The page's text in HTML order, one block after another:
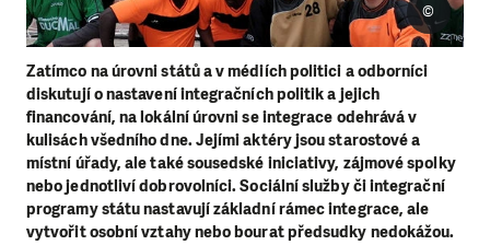
Zatímco na úrovni států a v médiích politici a odborníci
diskutují o nastavení integračních politik a jejich
financování, na lokální úrovni se integrace odehrává v
kulisách všedního dne. Jejími aktéry jsou starostové a
místní úřady, ale také sousedské iniciativy, zájmové spolky
nebo jednotliví dobrovolníci. Sociální služby či integrační
programy státu nastavují základní rámec integrace, ale
vytvořit osobní vztahy nebo bourat předsudky nedokážou.
©